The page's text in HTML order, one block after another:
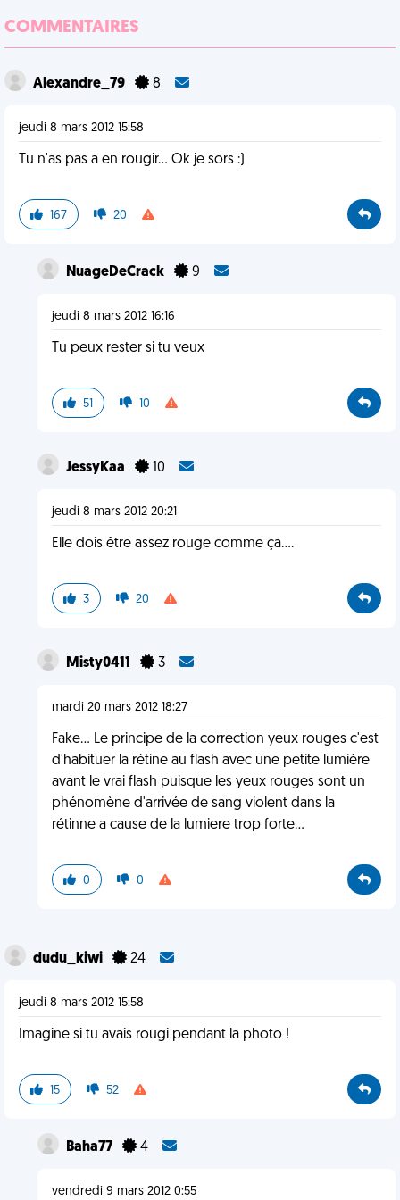
COMMENTAIRES
Alexandre_79 8
jeudi 8 mars 2012 15:58
Tu n'as pas a en rougir... Ok je sors :)
167 20
NuageDeCrack 9
jeudi 8 mars 2012 16:16
Tu peux rester si tu veux
51 10
JessyKaa 10
jeudi 8 mars 2012 20:21
Elle dois être assez rouge comme ça....
3 20
Misty0411 3
mardi 20 mars 2012 18:27
Fake... Le principe de la correction yeux rouges c'est
d'habituer la rétine au flash avec une petite lumière
avant le vrai flash puisque les yeux rouges sont un
phénomène d'arrivée de sang violent dans la
rétinne a cause de la lumiere trop forte...
0 0
dudu_kiwi 24
jeudi 8 mars 2012 15:58
Imagine si tu avais rougi pendant la photo !
15 52
Baha77 4
vendredi 9 mars 2012 0:55